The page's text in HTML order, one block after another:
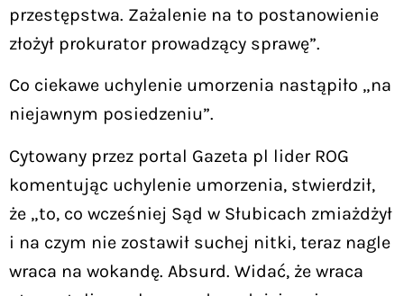
przestępstwa. Zażalenie na to postanowienie
złożył prokurator prowadzący sprawę”.
Co ciekawe uchylenie umorzenia nastąpiło „na
niejawnym posiedzeniu”.
Cytowany przez portal Gazeta pl lider ROG
komentując uchylenie umorzenia, stwierdził,
że „to, co wcześniej Sąd w Słubicach zmiażdżył
i na czym nie zostawił suchej nitki, teraz nagle
wraca na wokandę. Absurd. Widać, że wraca